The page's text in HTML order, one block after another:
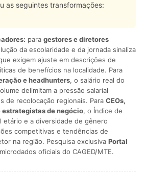
as seguintes transformações:
para gestores e diretores
da escolaridade e da jornada sinaliza
exigem ajuste em descrições de
de benefícios na localidade. Para
e headhunters, o salário real do
delimitam a pressão salarial
de recolocação regionais. Para CEOs,
de negócio, o Índice de
etário e a diversidade de gênero
competitivas e tendências de
na região. Pesquisa exclusiva Portal
oficiais do CAGED/MTE.